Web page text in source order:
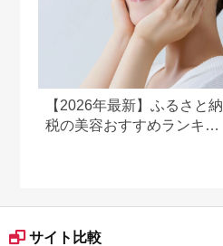
【2026年最新】ふるさと納
税の美容おすすめランキン
サイト比較